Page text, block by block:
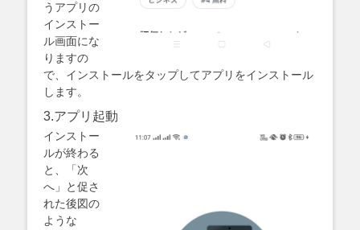
うアプリの
インストー
ル画面にな
りますの
で、インストールをタップしてアプリをインストール
します。
3.アプリ起動
インストー
ルが終わる
と、「次
へ」と促さ
れた後図の
ような